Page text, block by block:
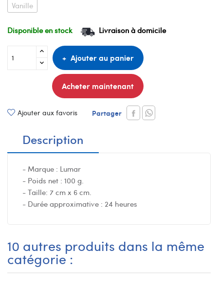
Vanille
Disponible en stock Livraison à domicile
Ajouter au panier
Acheter maintenant
Ajouter aux favoris Partager
Description
- Marque : Lumar
- Poids net : 100 g.
- Taille: 7 cm x 6 cm.
- Durée approximative : 24 heures
10 autres produits dans la même
catégorie :